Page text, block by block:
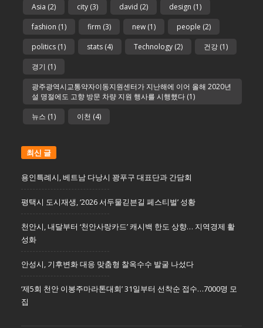
Asia (2) city (3) david (2) design (1)
fashion (1) firm (3) new (1) people (2)
politics (1) stats (4) Technology (2) 건강 (1)
경기 (1)
광주광역시교통약자이동지원센터가 지난해에 이어 올해 2020년
설 명절에도 고향 방문 차량 지원 행사를 시행했다 (1)
뉴스 (1) 이천 (4)
최신 글
용인특례시, 베트남 다낭시 꽝푸구 대표단과 간담회
평택시 도시재생, ‘2026 서두물긷븐길 페스티벌’ 성황
천안시, 내달부터 ‘천안사랑카드’ 캐시백 한도 상향… 지역경제 활
성화
안성시, 기후변화 대응 맞춤형 찰옥수수 발굴 나섰다
‘제5회 천안 이봉주마라톤대회’ 31일부터 선착순 접수…7000명 모
집